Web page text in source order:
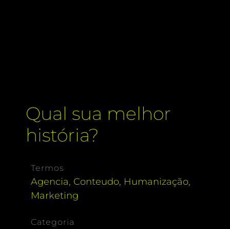
Qual sua melhor
história?
Termos
Agencia, Conteudo, Humanização,
Marketing
Categoria